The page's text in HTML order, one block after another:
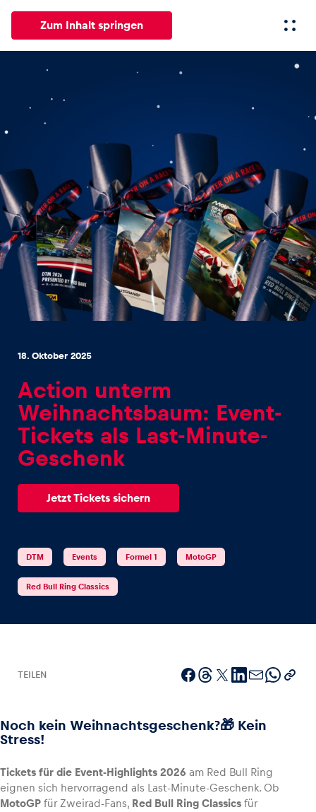
Zum Inhalt springen
Alle anzeigen
Events
Alle anzeigen
Erlebnisse
Alle anzeigen
Seiten
Alle anzeigen
18. Oktober 2025
Action unterm
Weihnachtsbaum: Event-
Tickets als Last-Minute-
Geschenk
Jetzt Tickets sichern
DTM Events Formel 1 MotoGP
Red Bull Ring Classics
TEILEN
Noch kein Weihnachtsgeschenk?🎁 Kein
Stress!
Tickets für die Event-Highlights 2026 am Red Bull Ring
eignen sich hervorragend als Last-Minute-Geschenk. Ob
MotoGP für Zweirad-Fans, Red Bull Ring Classics für